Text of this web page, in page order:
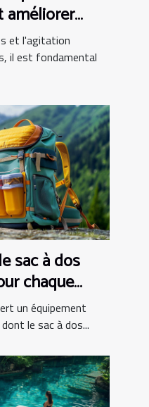
améliorer
et l'agitation
il est fondamental
sac à dos
chaque
un équipement
le sac à dos...